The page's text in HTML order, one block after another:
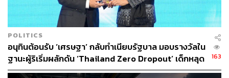
POLITICS
อนุทินต้อนรับ ‘เศรษฐา’ กลับทำเนียบรัฐบาล มอบรางวัลใน
ฐานะผู้ริเริ่มผลักดัน ‘Thailand Zero Dropout’ เด็กหลุด
ระบบลดจาก 1 ล้าน เหลือ 6 แสนคน
163